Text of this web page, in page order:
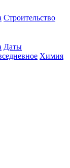
Строительство
Даты
Химия